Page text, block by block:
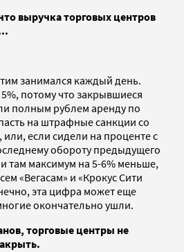
выручка торговых центров
занимался каждый день.
потому что закрывшиеся
полным рублем аренду по
на штрафные санкции со
если сидели на проценте с
обороту предыдущего
там максимум на 5-6% меньше,
«Вегасам» и «Крокус Сити
эта цифра может еще
окончательно ушли.
торговые центры не